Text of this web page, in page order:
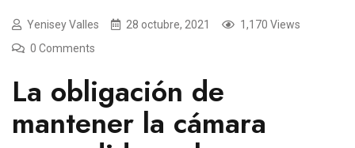
Yenisey Valles 28 octubre, 2021
1,170 Views
0 Comments
La obligación de
mantener la cámara